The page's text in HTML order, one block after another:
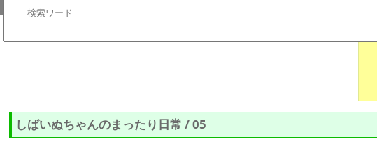
しばいぬちゃんのまったり日常 / 05